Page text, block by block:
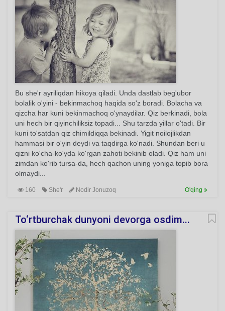
Bu she'r ayriliqdan hikoya qiladi. Unda dastlab beg'ubor
bolalik o'yini - bekinmachoq haqida so'z boradi. Bolacha va
qizcha har kuni bekinmachoq o'ynaydilar. Qiz berkinadi, bola
uni hech bir qiyinchiliksiz topadi... Shu tarzda yillar o'tadi. Bir
kuni to'satdan qiz chimildiqqa bekinadi. Yigit noilojlikdan
hammasi bir o'yin deydi va taqdirga ko'nadi. Shundan beri u
qizni ko'cha-ko'yda ko'rgan zahoti bekinib oladi. Qiz ham uni
zimdan ko'rib tursa-da, hech qachon uning yoniga topib bora
olmaydi...
160 She'r Nodir Jonuzoq O'qing
To‘rtburchak dunyoni devorga osdim...